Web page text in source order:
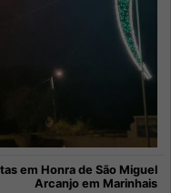
em Honra de São Miguel
Arcanjo em Marinhais